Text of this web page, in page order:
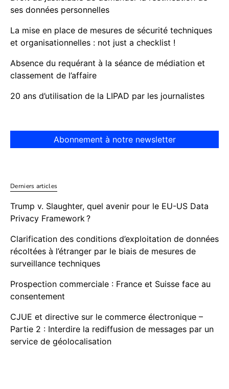
ses données personnelles
La mise en place de mesures de sécurité techniques
et organisationnelles : not just a checklist !
Absence du requérant à la séance de médiation et
classement de l’affaire
20 ans d’utilisation de la LIPAD par les journalistes
Abonnement à notre newsletter
Derniers articles
Trump v. Slaughter, quel avenir pour le EU-US Data
Privacy Framework ?
Clarification des conditions d’exploitation de données
récoltées à l’étranger par le biais de mesures de
surveillance techniques
Prospection commerciale : France et Suisse face au
consentement
CJUE et directive sur le commerce électronique –
Partie 2 : Interdire la rediffusion de messages par un
service de géolocalisation